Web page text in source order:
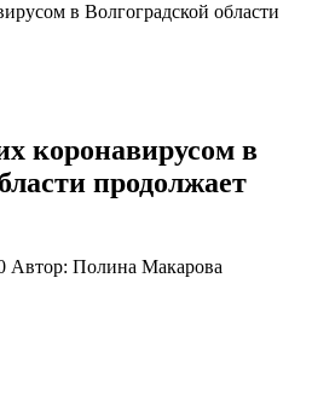
в Волгоградской области
коронавирусом в
продолжает
Автор: Полина Макарова